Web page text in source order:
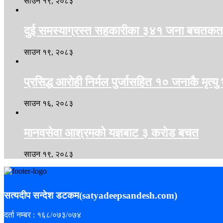
दुई समस्याग्रस्त सहकारीका ३४१ जना
साउन १९, २०८३
प्रसिद्ध आरोही निर्मल पुर्जासहित १० जनाकै मृत्यु
साउन १६, २०८३
मानवसेवा आश्रमको यज्ञबाट ३ करोड बचत
साउन १९, २०८३
सत्यदीप सन्देश डटकम(satyadeepsandesh.com)
दर्ता नम्बर : १६८/०७३/०७४